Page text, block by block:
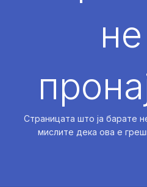
Страницата што ја барате
мислите дека ова е